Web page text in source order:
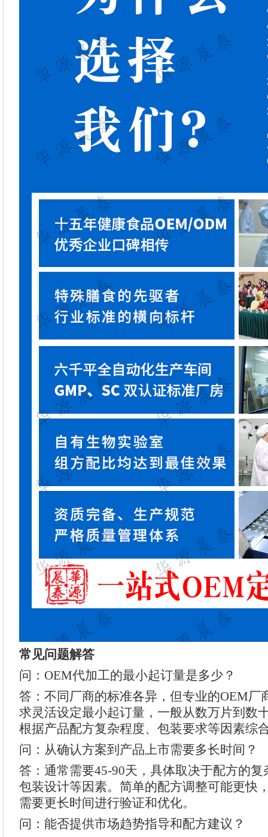
常见问题解答
问：OEM代加工的最小起订量是多少？
答：不同厂商的标准各异，但专业的OEM厂
求灵活设定最小起订量，一般从数万片到数
根据产品配方复杂程度、包装要求等因素综
问：从确认方案到产品上市需要多长时间？
答：通常需要45-90天，具体取决于配方的
包装设计等因素。简单的配方调整可能更快
需要更长时间进行验证和优化。
问：能否提供市场趋势指导和配方建议？